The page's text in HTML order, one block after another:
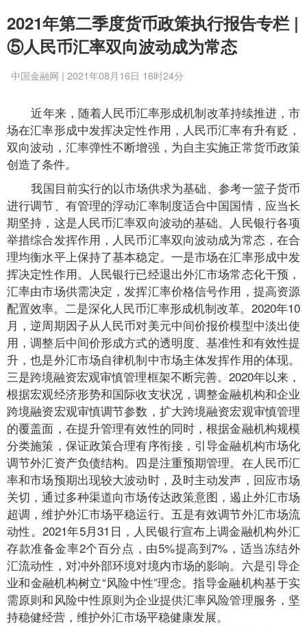
2021年第二季度货币政策执行报告专栏 |
⑤人民币汇率双向波动成为常态
中国金融网 | 2021年08月16日 16时24分
近年来，随着人民币汇率形成机制改革持续推进，市
场在汇率形成中发挥决定性作用，人民币汇率有升有贬，
双向波动，汇率弹性不断增强，为自主实施正常货币政策
创造了条件。
我国目前实行的以市场供求为基础、参考一篮子货币
进行调节、有管理的浮动汇率制度适合中国国情，应当长
期坚持，这是人民币汇率双向波动的基础。人民银行各项
举措综合发挥作用，人民币汇率双向波动成为常态，在合
理均衡水平上保持了基本稳定。一是市场在汇率形成中发
挥决定性作用。人民银行已经退出外汇市场常态化干预，
汇率由市场供需决定，发挥汇率价格信号作用，提高资源
配置效率。二是深化人民币汇率形成机制改革。2020年10
月，逆周期因子从人民币对美元中间价报价模型中淡出使
用，调整后中间价形成方式的透明度、基准性和有效性提
升，也是外汇市场自律机制中市场主体发挥作用的体现。
三是跨境融资宏观审慎管理框架不断完善。2020年以来，
根据宏观经济形势和国际收支状况，调整金融机构和企业
跨境融资宏观审慎调节参数，扩大跨境融资宏观审慎管理
的覆盖面，在提升管理有效性的同时，根据金融机构规模
分类施策，保证政策合理有序衔接，引导金融机构市场化
调节外汇资产负债结构。四是注重预期管理。在人民币汇
率和市场预期出现较大波动时，及时主动发声，回应市场
关切，通过多种渠道向市场传达政策意图，遏止外汇市场
超调，维护外汇市场平稳运行。五是有效调节外汇市场流
动性。2021年5月31日，人民银行宣布上调金融机构外汇
存款准备金率2个百分点，由5%提高到7%，适当冻结外
汇流动性，对冲外部环境对境内市场的影响。六是引导企
业和金融机构树立“风险中性”理念。指导金融机构基于实
需原则和风险中性原则为企业提供汇率风险管理服务，坚
持稳健经营，维护外汇市场平稳健康发展。